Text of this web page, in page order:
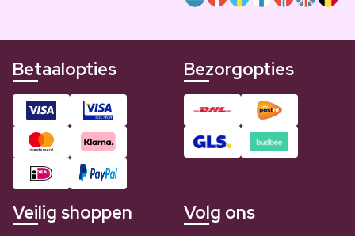
Betaalopties Bezorgopties
Veilig shoppen Volg ons